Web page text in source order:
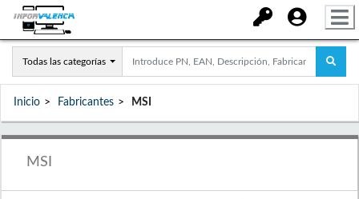
Todas las categorías
Inicio Fabricantes MSI
MSI